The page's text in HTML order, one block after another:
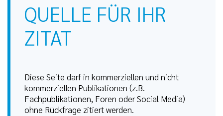
QUELLE FÜR IHR
ZITAT
Diese Seite darf in kommerziellen und nicht
kommerziellen Publikationen (z.B.
Fachpublikationen, Foren oder Social Media)
ohne Rückfrage zitiert werden.